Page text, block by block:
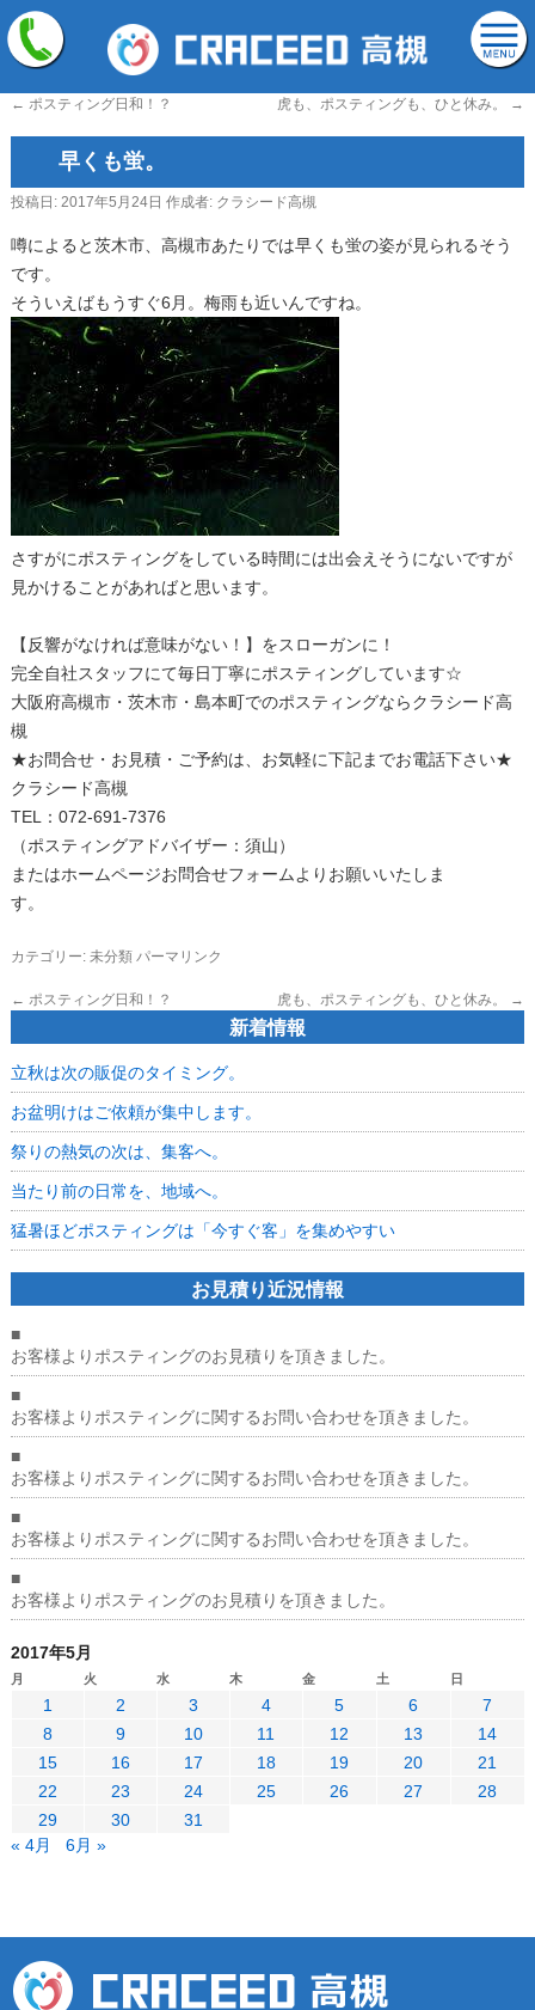
← ポスティング日和！？ 虎も、ポスティングも、ひと休み。 →
早くも蛍。
投稿日: 2017年5月24日 作成者: クラシード高槻
噂によると茨木市、高槻市あたりでは早くも蛍の姿が見られるそう
です。
そういえばもうすぐ6月。梅雨も近いんですね。
さすがにポスティングをしている時間には出会えそうにないですが
見かけることがあればと思います。
【反響がなければ意味がない！】をスローガンに！
完全自社スタッフにて毎日丁寧にポスティングしています☆
大阪府高槻市・茨木市・島本町でのポスティングならクラシード高
槻
★お問合せ・お見積・ご予約は、お気軽に下記までお電話下さい★
クラシード高槻
TEL：072-691-7376
（ポスティングアドバイザー：須山）
またはホームページお問合せフォームよりお願いいたしま
す。
カテゴリー: 未分類 パーマリンク
← ポスティング日和！？ 虎も、ポスティングも、ひと休み。 →
新着情報
立秋は次の販促のタイミング。
お盆明けはご依頼が集中します。
祭りの熱気の次は、集客へ。
当たり前の日常を、地域へ。
猛暑ほどポスティングは「今すぐ客」を集めやすい
お見積り近況情報
■
お客様よりポスティングのお見積りを頂きました。
■
お客様よりポスティングに関するお問い合わせを頂きました。
■
お客様よりポスティングに関するお問い合わせを頂きました。
■
お客様よりポスティングに関するお問い合わせを頂きました。
■
お客様よりポスティングのお見積りを頂きました。
2017年5月
月 火 水 木 金 土 日
1 2 3 4 5 6
7
8
9 10 11 12 13
14
15
16 17 18 19 20
21
22
23 24 25 26 27
28
29
30
31
« 4月
6月 »